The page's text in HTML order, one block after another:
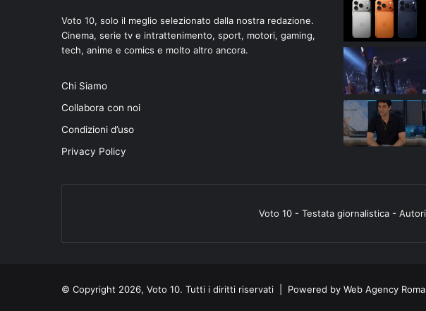
Voto 10, solo il meglio selezionato dalla nostra redazione.
Cinema, serie tv e intrattenimento, sport, motori, gaming,
tech, anime e comics e molto altro ancora.
Chi Siamo
Collabora con noi
Condizioni d’uso
Privacy Policy
Voto 10 - Testata giornalistica -
© Copyright 2026, Voto 10. Tutti i diritti riservati | Powered by Web Agency